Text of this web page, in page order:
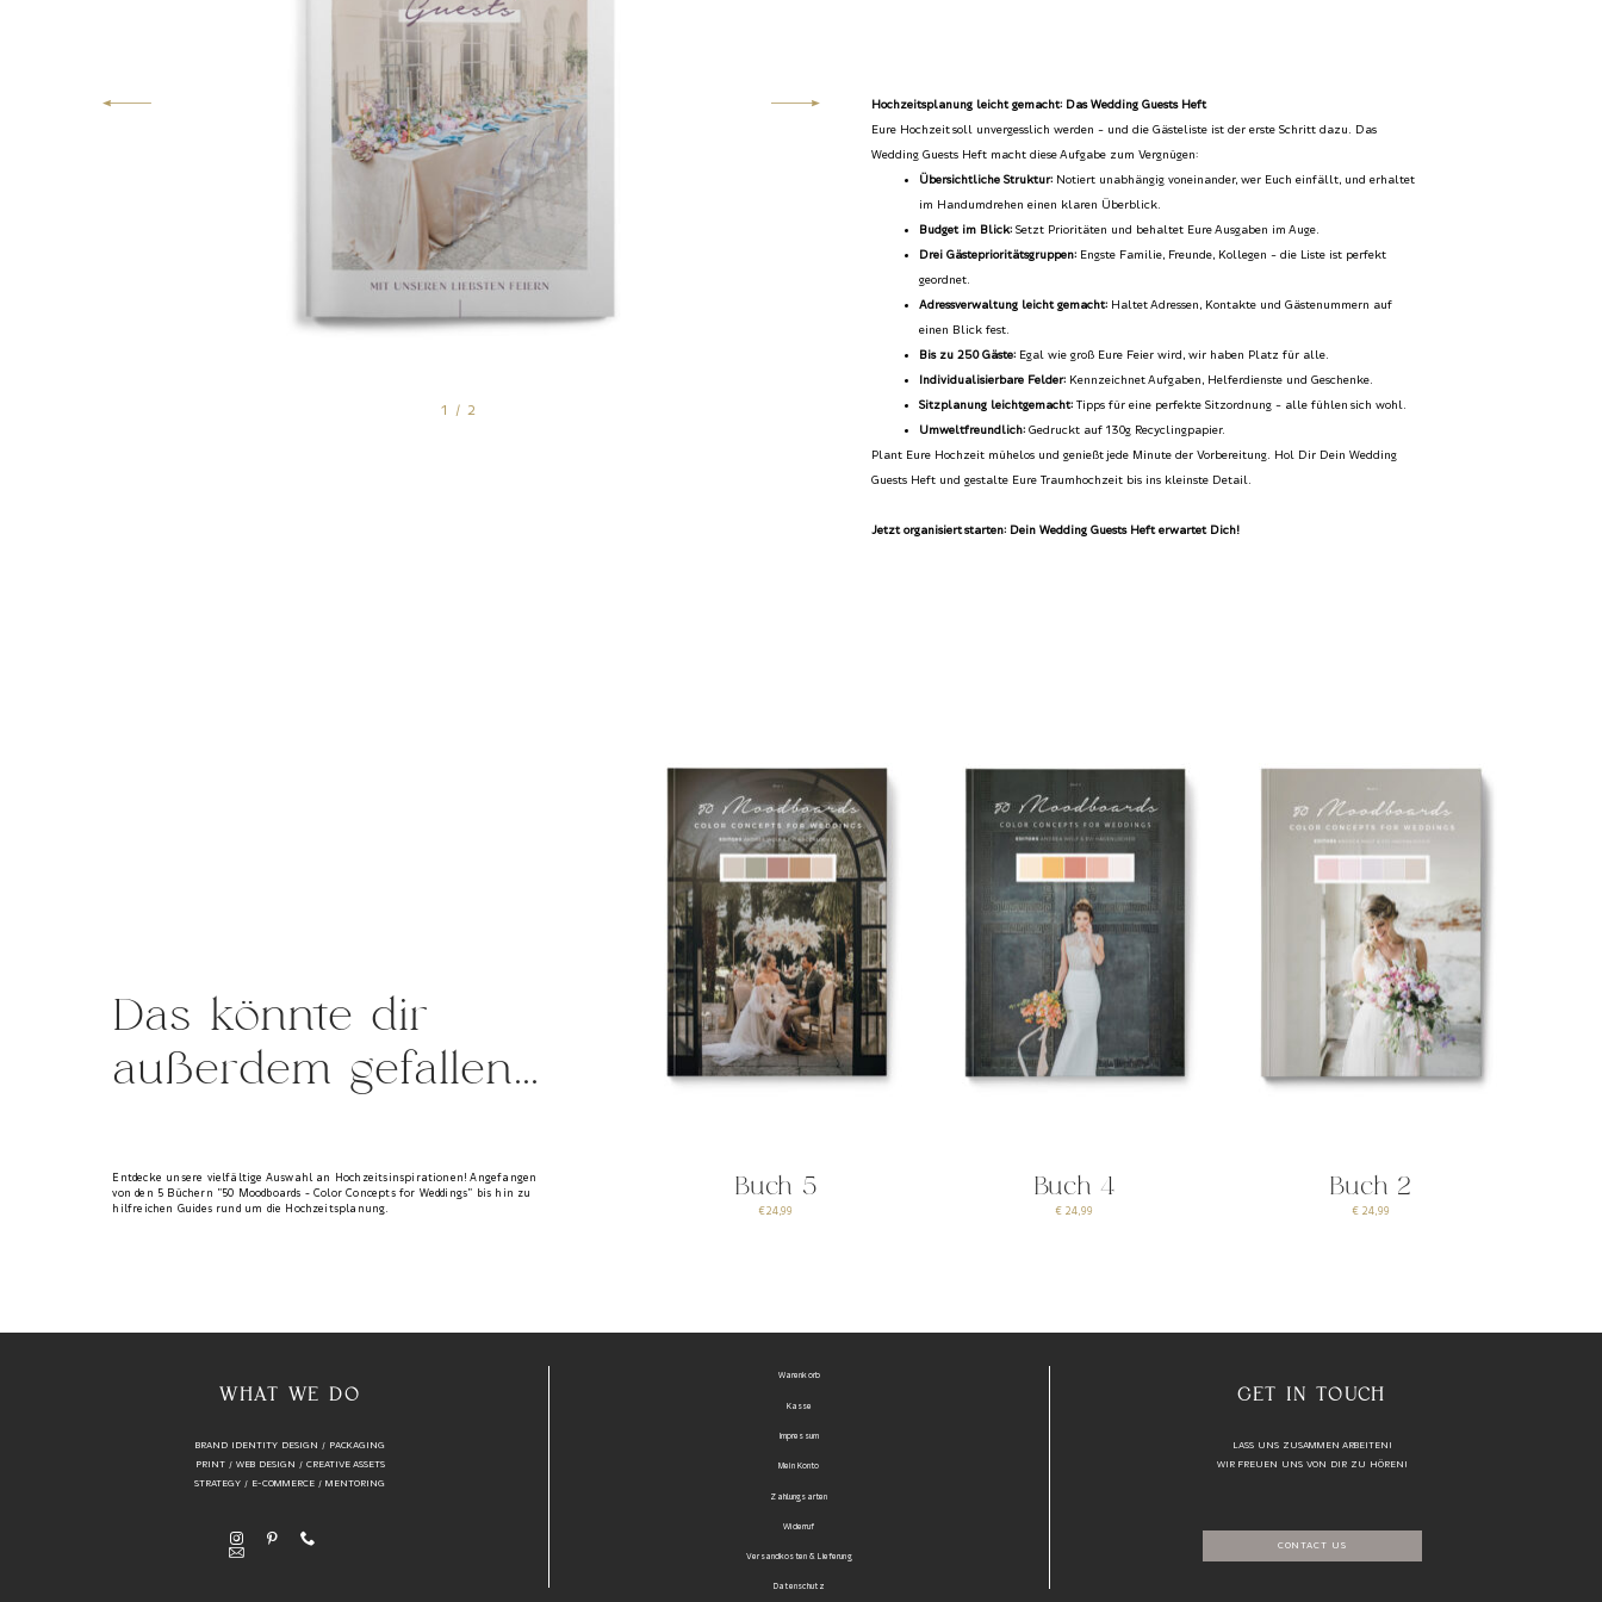
Hochzeitsplanung leicht gemacht: Das Wedding Guests Heft
Eure Hochzeit soll unvergesslich werden – und die Gästeliste ist der erste Schritt dazu. Das
Wedding Guests Heft macht diese Aufgabe zum Vergnügen:
Übersichtliche Struktur: Notiert unabhängig voneinander, wer Euch einfällt, und erhaltet
im Handumdrehen einen klaren Überblick.
Budget im Blick: Setzt Prioritäten und behaltet Eure Ausgaben im Auge.
Drei Gästeprioritätsgruppen: Engste Familie, Freunde, Kollegen – die Liste ist perfekt
geordnet.
Adressverwaltung leicht gemacht: Haltet Adressen, Kontakte und Gästenummern auf
einen Blick fest.
Bis zu 250 Gäste: Egal wie groß Eure Feier wird, wir haben Platz für alle.
Individualisierbare Felder: Kennzeichnet Aufgaben, Helferdienste und Geschenke.
Sitzplanung leichtgemacht: Tipps für eine perfekte Sitzordnung – alle fühlen sich wohl.
Umweltfreundlich: Gedruckt auf 130g Recyclingpapier.
Plant Eure Hochzeit mühelos und genießt jede Minute der Vorbereitung. Hol Dir Dein Wedding
Guests Heft und gestalte Eure Traumhochzeit bis ins kleinste Detail.
Jetzt organisiert starten: Dein Wedding Guests Heft erwartet Dich!
1 /2
Das könnte dir
außerdem gefallen...
Buch 2
Buch 4
Buch 5
Entdecke unsere vielfältige Auswahl an Hochzeitsinspirationen! Angefangen
von den 5 Büchern "50 Moodboards - Color Concepts for Weddings" bis hin zu
hilfreichen Guides rund um die Hochzeitsplanung.
€ 24,99
€ 24,99
€24,99
Warenkorb
Kasse
Impressum
Mein Konto
Zahlungsarten
Widerruf
Versandkosten & Lieferung
Datenschutz
GET IN TOUCH
WHAT WE DO
LASS UNS ZUSAMMEN ARBEITEN!
WIR FREUEN UNS VON DIR ZU HÖREN!
BRAND IDENTITY DESIGN / PACKAGING
PRINT / WEB DESIGN / CREATIVE ASSETS
STRATEGY / E-COMMERCE / MENTORING
CONTACT US